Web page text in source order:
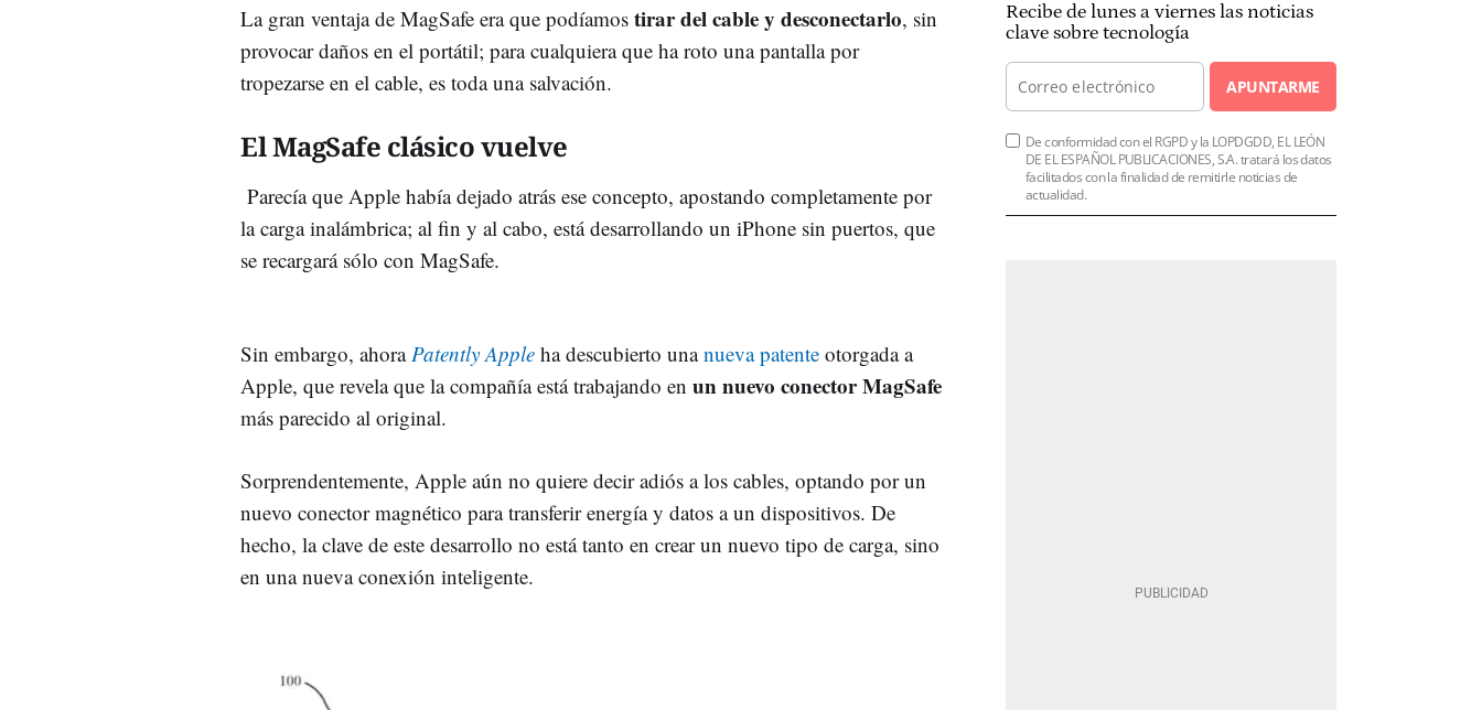
La gran ventaja de MagSafe era que podíamos tirar del cable y desconectarlo, sin
provocar daños en el portátil; para cualquiera que ha roto una pantalla por
tropezarse en el cable, es toda una salvación.
El MagSafe clásico vuelve
Parecía que Apple había dejado atrás ese concepto, apostando completamente por
la carga inalámbrica; al fin y al cabo, está desarrollando un iPhone sin puertos, que
se recargará sólo con MagSafe.
Sin embargo, ahora Patently Apple ha descubierto unanueva patente otorgada a
Apple, que revela que la compañía está trabajando en un nuevo conector MagSafe
más parecido al original.
Sorprendentemente, Apple aún no quiere decir adiós a los cables, optando por un
nuevo conector magnético para transferir energía y datos a un dispositivos. De
hecho, la clave de este desarrollo no está tanto en crear un nuevo tipo de carga, sino
en una nueva conexión inteligente.
Recibe de lunes a viernes las noticias
clave sobre tecnología
APUNTARME
De conformidad con el RGPD y la LOPDGDD, EL LEÓN
DE EL ESPAÑOL PUBLICACIONES, S.A. tratará los datos
facilitados con la finalidad de remitirle noticias de
actualidad.